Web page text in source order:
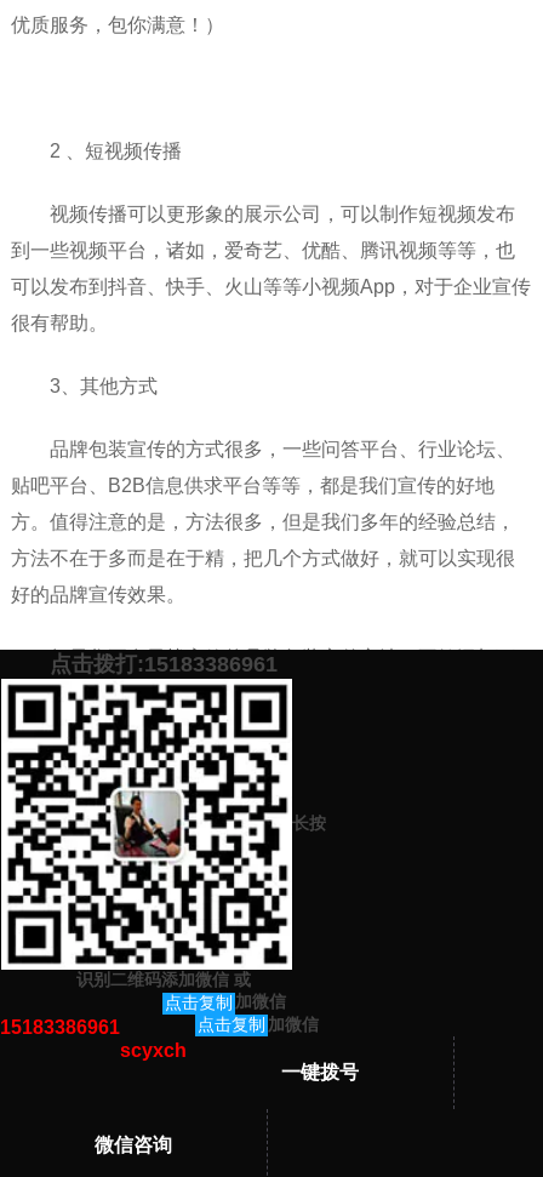
优质服务，包你满意！）
2 、短视频传播
视频传播可以更形象的展示公司，可以制作短视频发布
到一些视频平台，诸如，爱奇艺、优酷、腾讯视频等等，也
可以发布到抖音、快手、火山等等小视频App，对于企业宣传
很有帮助。
3、其他方式
品牌包装宣传的方式很多，一些问答平台、行业论坛、
贴吧平台、B2B信息供求平台等等，都是我们宣传的好地
方。值得注意的是，方法很多，但是我们多年的经验总结，
方法不在于多而是在于精，把几个方式做好，就可以实现很
好的品牌宣传效果。
如果您正在寻找高效的品牌包装宣传方法，不妨添加下
方微信号，我们给您制定高效的网络品牌包装方案，保证有
效！
预约营销老师 添加微信号：scyxch
案！
上一篇：发表文章的网站 有哪些网站可以发文章（效果好）
下一篇：公众号文章写原创 公众号文章代写平台（原创内容）
猜你感兴趣的内容
暂无相关文章！
点击拨打:15183386961
长按
识别二维码添加微信 或
点击复制
15183386961
加微信
点击复制
scyxch
加微信
一键拨号
微信咨询